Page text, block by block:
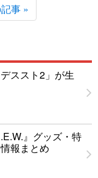
事 »
ススト2」が生
』グッズ・特
報まとめ